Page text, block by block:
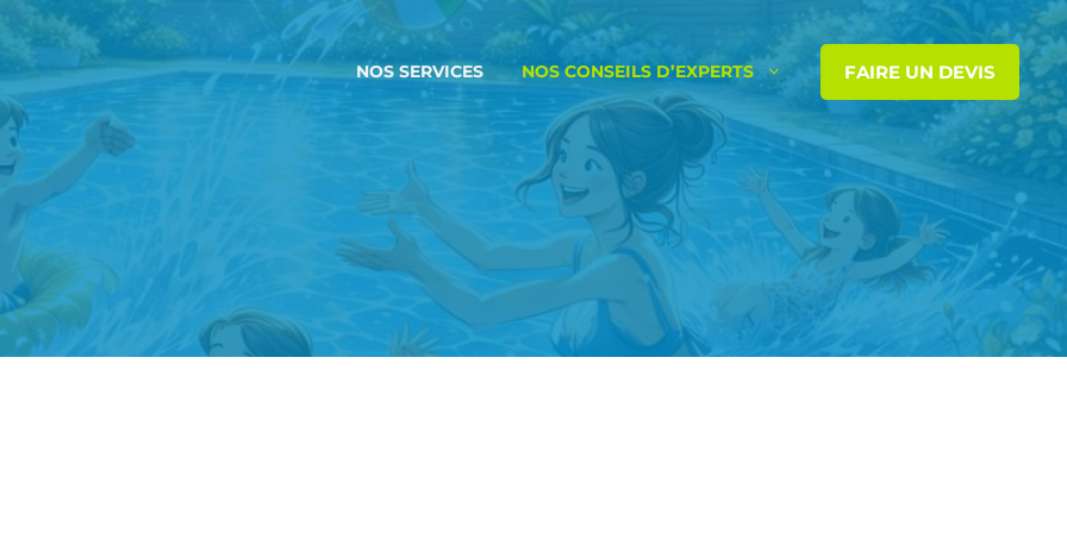
NOS SERVICES NOS CONSEILS D’EXPERTS FAIRE UN DEVIS